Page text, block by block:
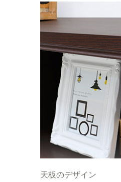
天板のデザイン